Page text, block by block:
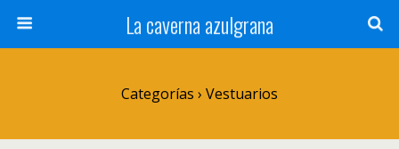
La caverna azulgrana
Categorías › Vestuarios